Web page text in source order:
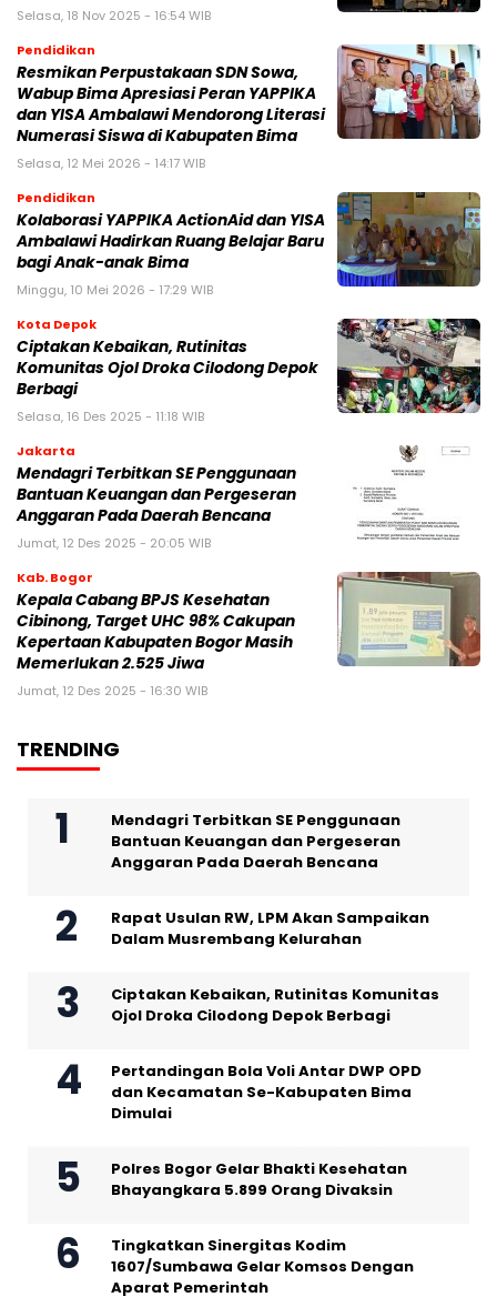
Selasa, 18 Nov 2025 - 16:54 WIB
Pendidikan
Resmikan Perpustakaan SDN Sowa,
Wabup Bima Apresiasi Peran YAPPIKA
dan YISA Ambalawi Mendorong Literasi
Numerasi Siswa di Kabupaten Bima
Selasa, 12 Mei 2026 - 14:17 WIB
Pendidikan
Kolaborasi YAPPIKA ActionAid dan YISA
Ambalawi Hadirkan Ruang Belajar Baru
bagi Anak-anak Bima
Minggu, 10 Mei 2026 - 17:29 WIB
Kota Depok
Ciptakan Kebaikan, Rutinitas
Komunitas Ojol Droka Cilodong Depok
Berbagi
Selasa, 16 Des 2025 - 11:18 WIB
Jakarta
Mendagri Terbitkan SE Penggunaan
Bantuan Keuangan dan Pergeseran
Anggaran Pada Daerah Bencana
Jumat, 12 Des 2025 - 20:05 WIB
Kab. Bogor
Kepala Cabang BPJS Kesehatan
Cibinong, Target UHC 98% Cakupan
Kepertaan Kabupaten Bogor Masih
Memerlukan 2.525 Jiwa
Jumat, 12 Des 2025 - 16:30 WIB
TRENDING
Mendagri Terbitkan SE Penggunaan
Bantuan Keuangan dan Pergeseran
Anggaran Pada Daerah Bencana
Rapat Usulan RW, LPM Akan Sampaikan
Dalam Musrembang Kelurahan
Ciptakan Kebaikan, Rutinitas Komunitas
Ojol Droka Cilodong Depok Berbagi
Pertandingan Bola Voli Antar DWP OPD
dan Kecamatan Se-Kabupaten Bima
Dimulai
Polres Bogor Gelar Bhakti Kesehatan
Bhayangkara 5.899 Orang Divaksin
Tingkatkan Sinergitas Kodim
1607/Sumbawa Gelar Komsos Dengan
Aparat Pemerintah